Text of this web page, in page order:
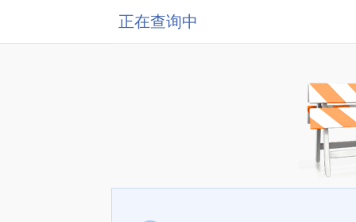
正在查询中